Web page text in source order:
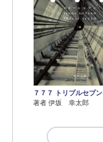
７７７ トリプルセブン
著者 伊坂 幸太郎